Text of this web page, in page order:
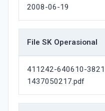
2008-06-19
File SK Operasional
411242-640610-
1437050217.pdf